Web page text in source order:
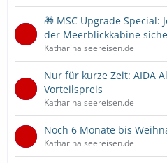
🎁 MSC Upgrade Special:
der Meerblickkabine
Katharina seereisen.de
Nur für kurze Zeit: AIDA
Vorteilspreis
Katharina seereisen.de
Noch 6 Monate bis
Katharina seereisen.de